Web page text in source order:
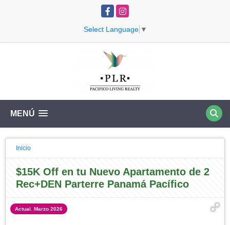
FacebookInstagram
Select Language ▼
MENÚ
Inicio
$15K Off en tu Nuevo Apartamento de 2
Rec+DEN Parterre Panamá Pacífico
Actual. Marzo 2026